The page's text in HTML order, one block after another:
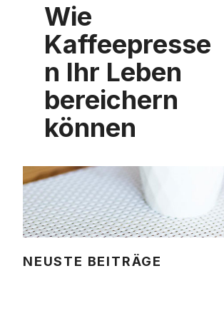
Wie
Kaffeepresse
n Ihr Leben
bereichern
können
NEUSTE BEITRÄGE